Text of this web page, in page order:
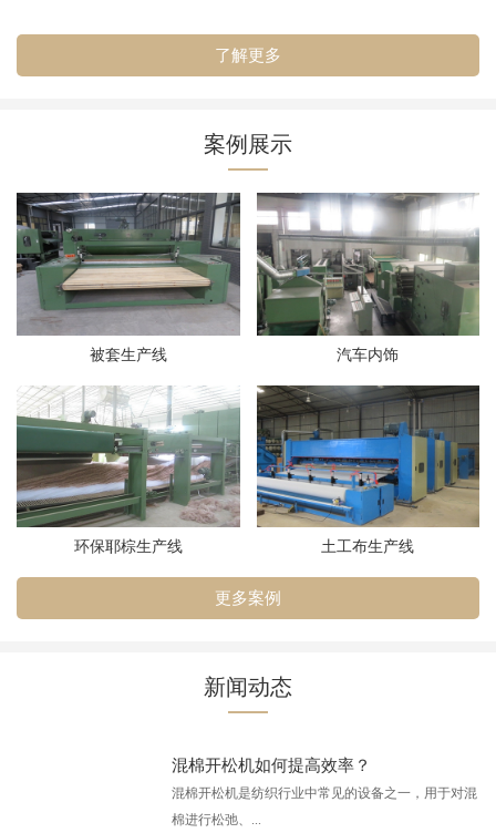
了解更多
案例展示
被套生产线 汽车内饰
环保耶棕生产线 土工布生产线
更多案例
新闻动态
混棉开松机如何提高效率？
混棉开松机是纺织行业中常见的设备之一，用于对混
棉进行松弛、...